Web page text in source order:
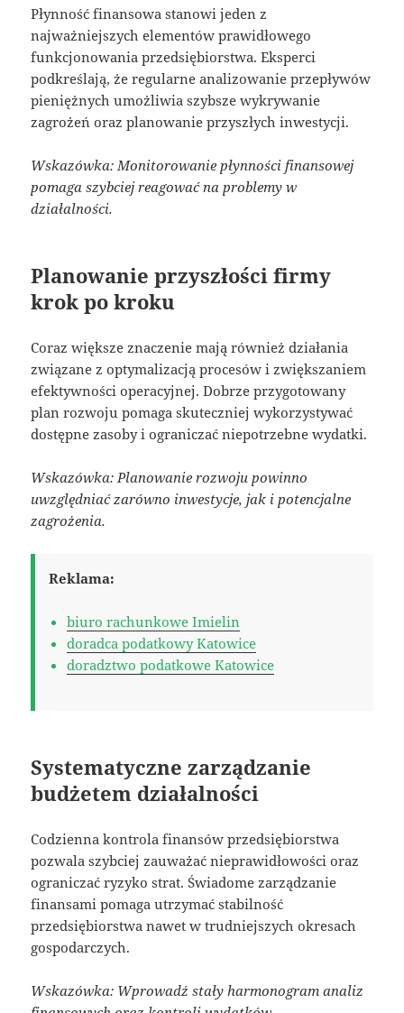
Płynność finansowa stanowi jeden z
najważniejszych elementów prawidłowego
funkcjonowania przedsiębiorstwa. Eksperci
podkreślają, że regularne analizowanie przepływów
pieniężnych umożliwia szybsze wykrywanie
zagrożeń oraz planowanie przyszłych inwestycji.
Wskazówka: Monitorowanie płynności finansowej
pomaga szybciej reagować na problemy w
działalności.
Planowanie przyszłości firmy
krok po kroku
Coraz większe znaczenie mają również działania
związane z optymalizacją procesów i zwiększaniem
efektywności operacyjnej. Dobrze przygotowany
plan rozwoju pomaga skuteczniej wykorzystywać
dostępne zasoby i ograniczać niepotrzebne wydatki.
Wskazówka: Planowanie rozwoju powinno
uwzględniać zarówno inwestycje, jak i potencjalne
zagrożenia.
Reklama:
biuro rachunkowe Imielin
doradca podatkowy Katowice
doradztwo podatkowe Katowice
Systematyczne zarządzanie
budżetem działalności
Codzienna kontrola finansów przedsiębiorstwa
pozwala szybciej zauważać nieprawidłowości oraz
ograniczać ryzyko strat. Świadome zarządzanie
finansami pomaga utrzymać stabilność
przedsiębiorstwa nawet w trudniejszych okresach
gospodarczych.
Wskazówka: Wprowadź stały harmonogram analiz